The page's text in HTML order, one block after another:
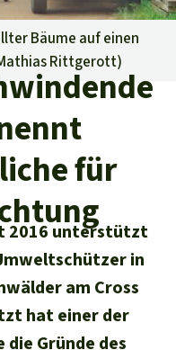
den
0541 00
Bäume auf einen
Rittgerott)
für
2016 unterstützt
in
am Cross
hat einer der
Gründe des